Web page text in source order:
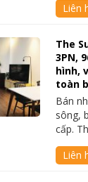
Liên
The
3PN,
hình,
toàn
Bán
sông,
cấp.
Liên